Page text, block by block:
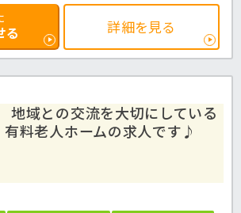
る 詳細を見る
地域との交流を大切にしている
有料老人ホームの求人です♪